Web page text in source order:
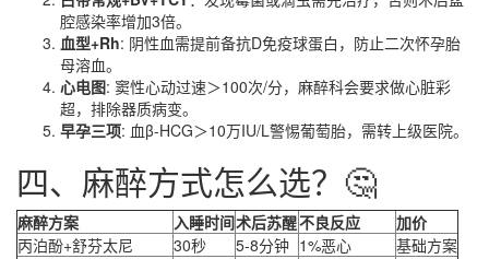
腔感染率增加3倍。
血型+Rh: 阴性血需提前备抗D免疫球蛋白，防止二次怀孕胎
母溶血。
心电图: 窦性心动过速＞100次/分，麻醉科会要求做心脏彩
超，排除器质病变。
早孕三项: 血β-HCG＞10万IU/L警惕葡萄胎，需转上级医院。
四、麻醉方式怎么选？🤔
麻醉方案 入睡时间术后苏醒不良反应
加价
丙泊酚+舒芬太尼
30秒 5-8分钟 1%恶心
基础方案